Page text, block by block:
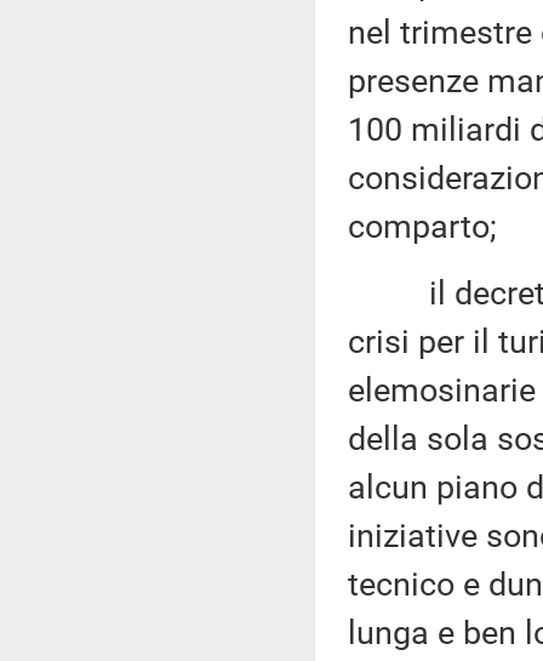
nel
presenze
100 miliardi
comparto;
il decreto-
crisi per il
della sola
alcun piano
iniziative
tecnico e
lunga e ben